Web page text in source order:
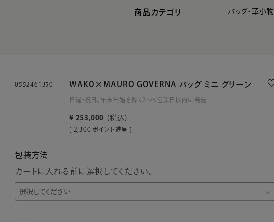
商品カテゴリ バッグ・革小物
0552461350 WAKO×MAURO GOVERNA バッグ ミニ グリーン
日曜・祝日、年末年始を除く2～5営業日以内に発送
¥ 253,000 税込
[ 2,300 ポイント進呈 ]
包装方法
カートに入れる前に選択してください。